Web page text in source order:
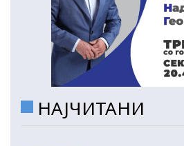
НАЈЧИТАНИ